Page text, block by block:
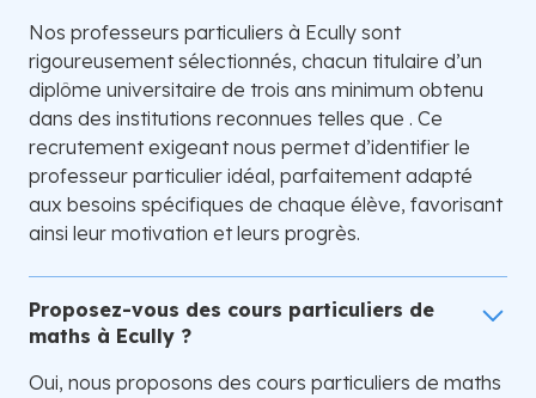
Nos professeurs particuliers à Ecully sont
rigoureusement sélectionnés, chacun titulaire d’un
diplôme universitaire de trois ans minimum obtenu
dans des institutions reconnues telles que . Ce
recrutement exigeant nous permet d’identifier le
professeur particulier idéal, parfaitement adapté
aux besoins spécifiques de chaque élève, favorisant
ainsi leur motivation et leurs progrès.
Proposez-vous des cours particuliers de
maths à Ecully ?
Oui, nous proposons des cours particuliers de maths